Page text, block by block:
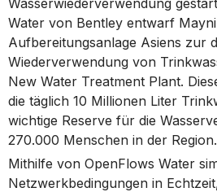
Wasserwiederverwendung
Water von Bentley entwarf
Aufbereitungsanlage Asiens zur
Wiederverwendung von
New Water Treatment Plant.
die täglich 10 Millionen Liter
wichtige Reserve für die
270.000 Menschen in der Region.
Mithilfe von OpenFlows Water
Netzwerkbedingungen in